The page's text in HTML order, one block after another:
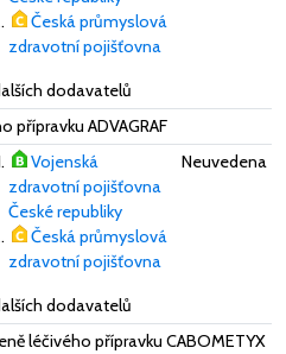
Česká průmyslová
zdravotní pojišťovna
dodavatelů
přípravku ADVAGRAF
Vojenská
zdravotní pojišťovna
České republiky
Česká průmyslová
zdravotní pojišťovna
dodavatelů
Neuvedena
léčivého přípravku CABOMETYX